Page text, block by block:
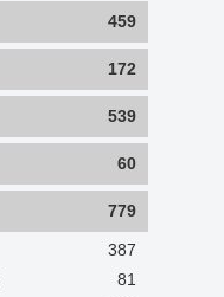
459
172
539
60
779
387
81